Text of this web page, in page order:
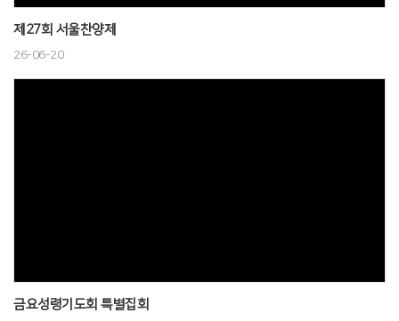
제27회 서울찬양제
26-06-20
금요성령기도회 특별집회